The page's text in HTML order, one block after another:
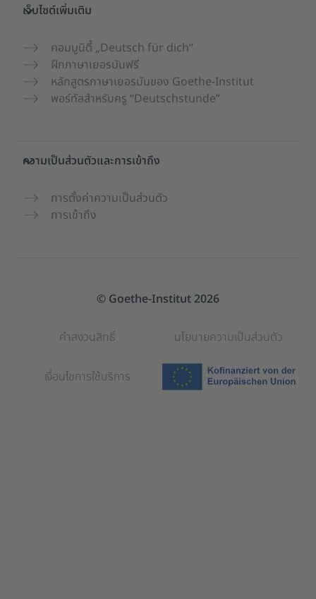
เว็บไซต์เพิ่มเติม
คอมมูนิตี้ „Deutsch für dich“
ฝึกภาษาเยอรมันฟรี
หลักสูตรภาษาเยอรมันของ Goethe-Institut
พอร์ทัลสำหรับครู “Deutschstunde”
ความเป็นส่วนตัวและการเข้าถึง
การตั้งค่าความเป็นส่วนตัว
การเข้าถึง
© Goethe-Institut 2026
คำสงวนสิทธิ์ นโยบายความเป็นส่วนตัว
เงื่อนไขการใช้บริการ